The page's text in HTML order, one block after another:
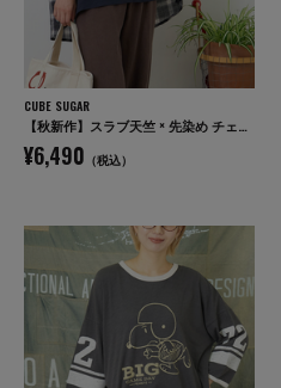
CUBE SUGAR
【秋新作】スラブ天竺 × 先染め チェック ポケ付 リメイク風 プルオーバー Tシャツ
¥6,490 （税込）